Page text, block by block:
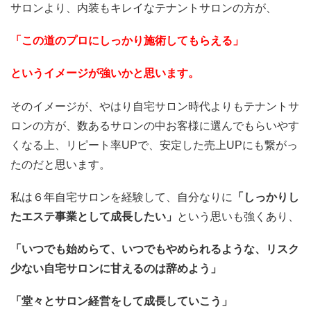
サロンより、内装もキレイなテナントサロンの方が、
「この道のプロにしっかり施術してもらえる」
というイメージが強いかと思います。
そのイメージが、やはり自宅サロン時代よりもテナントサ
ロンの方が、数あるサロンの中お客様に選んでもらいやす
くなる上、リピート率UPで、安定した売上UPにも繋がっ
たのだと思います。
私は６年自宅サロンを経験して、自分なりに
「しっかりし
たエステ事業として成長したい」
という思いも強くあり、
「いつでも始めらて、いつでもやめられるような、リスク
少ない自宅サロンに甘えるのは辞めよう」
「堂々とサロン経営をして成長していこう」